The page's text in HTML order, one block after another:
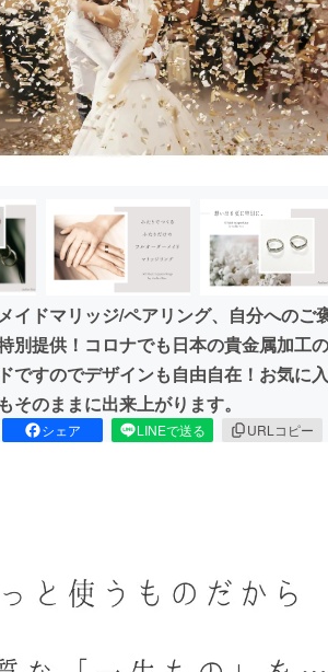
イドマリッジ/ペアリング、自分への
別提供！コロナでも日本の貴金属加
ですのでデザインも自由自在！お気に
そのままに出来上がります。
シェア LINEで送る URLコピー